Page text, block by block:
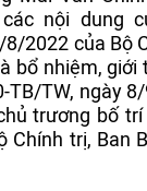
nội dung
2022 của Bộ
bổ nhiệm, giới
TB/TW, ngày
trương bố
Chính trị, Ban